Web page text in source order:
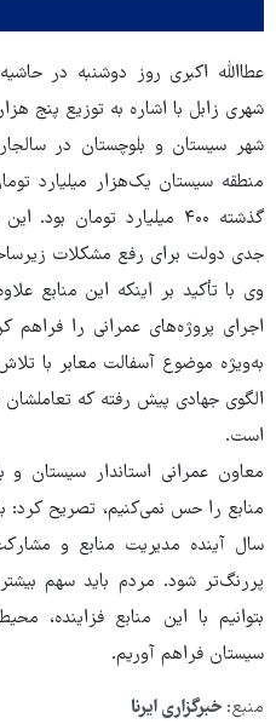
عطاالله اکبری روز دوشنبه در
شهر سیستان و بلوچستان در
منطقه سیستان یک‌هزار میلیارد
جدی دولت برای رفع مشکلات
وی با تأکید بر اینکه این منابع
اجرای پروژه‌های عمرانی را فراهم
به‌ویژه موضوع آسفالت معابر با
الگوی جهادی پیش رفته که
است.
معاون عمرانی استاندار سیستان‌ و
منابع را حس نمی‌کنیم، تصریح کرد:
سال آینده مدیریت منابع و
پررنگ‌تر شود. مردم باید سهم
بتوانیم با این منابع فزاینده،
سیستان فراهم آوریم.
منبع: خبرگزاری ایرنا